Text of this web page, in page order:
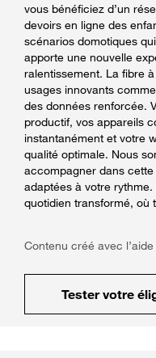
vous bénéficiez d’un
devoirs en ligne des
scénarios domotiques
apporte une nouvelle
ralentissement. La fibre
usages innovants
des données renforcée.
productif, vos appareils
instantanément et votre
qualité optimale. Nous
accompagner dans
adaptées à votre rythme.
quotidien transformé, où
Contenu créé avec
Tester votre